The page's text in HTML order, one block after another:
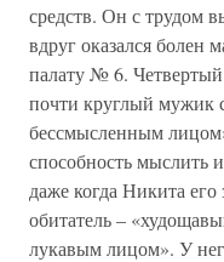
средств. Он с трудом
вдруг оказался болен
палату № 6.
почти круглый мужик
бессмысленным
способность мыслить
даже когда Никита
обитатель –
лукавым лицом». У